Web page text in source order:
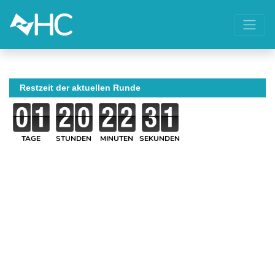
Restzeit der aktuellen Runde
TAGE STUNDEN MINUTEN SEKUNDEN